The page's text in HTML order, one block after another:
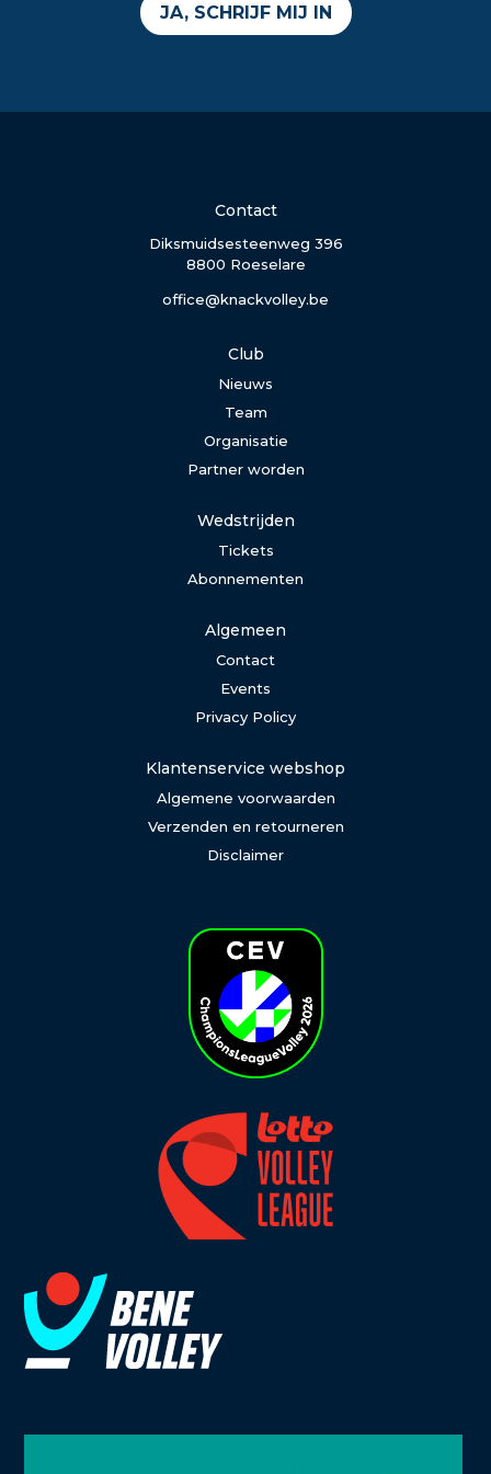
JA, SCHRIJF MIJ IN
Contact
Diksmuidsesteenweg 396
8800 Roeselare
office@knackvolley.be
Club
Nieuws
Team
Organisatie
Partner worden
Wedstrijden
Tickets
Abonnementen
Algemeen
Contact
Events
Privacy Policy
Klantenservice webshop
Algemene voorwaarden
Verzenden en retourneren
Disclaimer